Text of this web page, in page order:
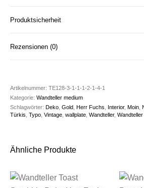
Produktsicherheit
Rezensionen (0)
Artikelnummer:TE128-3-1-1-1-2-1-4-1
Kategorie:Wandteller medium
Schlagwörter:Deko ,Gold ,Herr Fuchs Interior,Moin ,
Türkis ,Typo ,Vintage ,wallplate ,Wandteller,
Ähnliche Produkte